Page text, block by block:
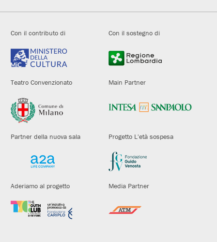
Con il contributo di Con il sostegno di
Teatro Convenzionato Main Partner
Partner della nuova sala Progetto L'età sospesa
Aderiamo al progetto Media Partner